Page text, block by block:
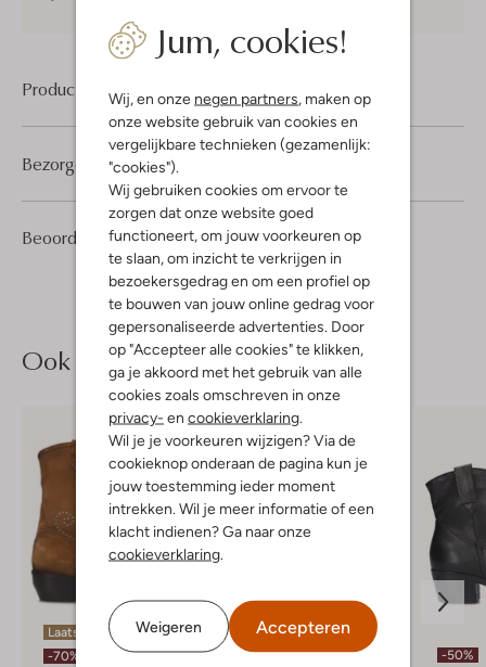
Jum, cookies!
Wij, en onze negen partners, maken op
onze website gebruik van cookies en
vergelijkbare technieken (gezamenlijk:
"cookies").
Wij gebruiken cookies om ervoor te
zorgen dat onze website goed
functioneert, om jouw voorkeuren op
te slaan, om inzicht te verkrijgen in
bezoekersgedrag en om een profiel op
te bouwen van jouw online gedrag voor
gepersonaliseerde advertenties. Door
op "Accepteer alle cookies" te klikken,
ga je akkoord met het gebruik van alle
cookies zoals omschreven in onze
privacy- en cookieverklaring.
Wil je je voorkeuren wijzigen? Via de
cookieknop onderaan de pagina kun je
jouw toestemming ieder moment
intrekken. Wil je meer informatie of een
klacht indienen? Ga naar onze
cookieverklaring.
Weigeren Accepteren
Product informatie
Beoordelingen (5) 4/5
5
4
Sterren
Bezorgen & retourneren
Ook iets voor jou?
Laatste item
-70%
Laatste maten
-50%
-50%